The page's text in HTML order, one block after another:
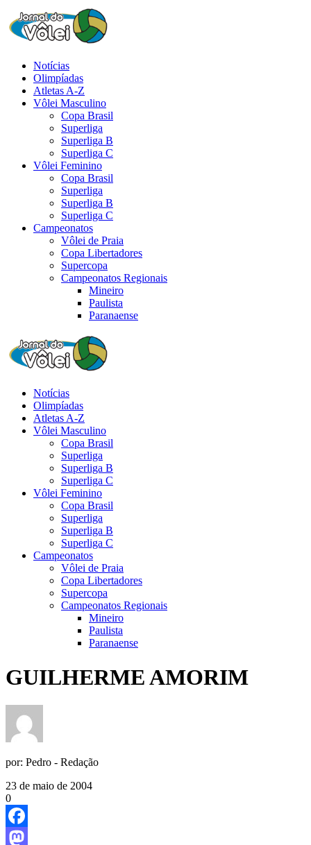
Notícias
Olimpíadas
Atletas A-Z
Vôlei Masculino
Copa Brasil
Superliga
Superliga B
Superliga C
Vôlei Feminino
Copa Brasil
Superliga
Superliga B
Superliga C
Campeonatos
Vôlei de Praia
Copa Libertadores
Supercopa
Campeonatos Regionais
Mineiro
Paulista
Paranaense
Notícias
Olimpíadas
Atletas A-Z
Vôlei Masculino
Copa Brasil
Superliga
Superliga B
Superliga C
Vôlei Feminino
Copa Brasil
Superliga
Superliga B
Superliga C
Campeonatos
Vôlei de Praia
Copa Libertadores
Supercopa
Campeonatos Regionais
Mineiro
Paulista
Paranaense
GUILHERME AMORIM
por: Pedro - Redação
23 de maio de 2004
0
Facebook